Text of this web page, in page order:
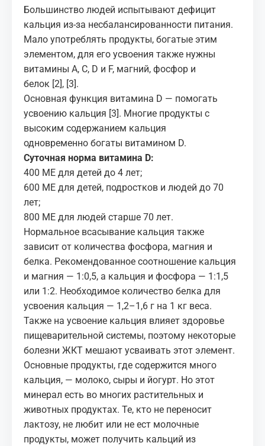
Большинство людей испытывают дефицит
кальция из-за несбалансированности питания.
Мало употреблять продукты, богатые этим
элементом, для его усвоения также нужны
витамины А, C, D и F, магний, фосфор и
белок [2], [3].
Основная функция витамина D — помогать
усвоению кальция [3]. Многие продукты с
высоким содержанием кальция
одновременно богаты витамином D.
Суточная норма витамина D:
400 МЕ для детей до 4 лет;
600 МЕ для детей, подростков и людей до 70
лет;
800 МЕ для людей старше 70 лет.
Нормальное всасывание кальция также
зависит от количества фосфора, магния и
белка. Рекомендованное соотношение кальция
и магния — 1:0,5, а кальция и фосфора — 1:1,5
или 1:2. Необходимое количество белка для
усвоения кальция — 1,2–1,6 г на 1 кг веса.
Также на усвоение кальция влияет здоровье
пищеварительной системы, поэтому некоторые
болезни ЖКТ мешают усваивать этот элемент.
Основные продукты, где содержится много
кальция, — молоко, сыры и йогурт. Но этот
минерал есть во многих растительных и
животных продуктах. Те, кто не переносит
лактозу, не любит или не ест молочные
продукты, может получить кальций из